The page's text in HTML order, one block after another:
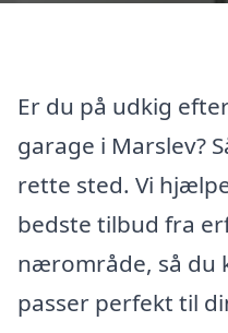
Er du på udkig
garage i Marslev?
rette sted. Vi
bedste tilbud fra
nærområde, så du
passer perfekt til